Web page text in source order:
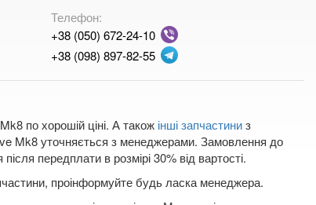
Телефон:
+38 (050) 672-24-10
+38 (098) 897-82-55
по хорошій ціні. А також інші запчастиниз
Mk8 уточняється з менеджерами. Замовлення до
передплати в розмірі 30% від вартості.
проінформуйте будь ласка менеджера.